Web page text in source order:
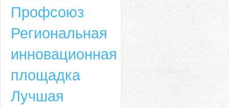
Профсоюз
Региональная
инновационная
площадка
Лучшая